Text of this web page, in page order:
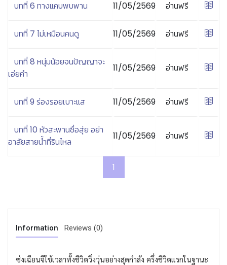
บทที่ 6 ทางแคบพบพาน 11/05/2569 อ่านฟรี
บทที่ 7 ไม่เหมือนคนดู 11/05/2569 อ่านฟรี
บทที่ 8 หนุ่มน้อยจนปัญญาจะ
เอ่ยคำ
11/05/2569 อ่านฟรี
บทที่ 9 ร่องรอยเบาะแส 11/05/2569 อ่านฟรี
บทที่ 10 หัวสะพานซื่อสุ่ย อย่า
อาลัยสายน้ำที่รินไหล
11/05/2569 อ่านฟรี
1
Information Reviews (0)
ซ่งเฉียนจีใช้เวลาทั้งชีวิตวิ่งวุ่นอย่างสุดกำลัง ครึ่งชีวิตแรกในฐานะ